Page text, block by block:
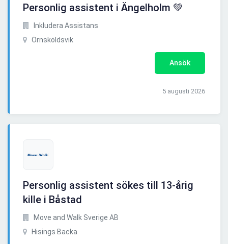
Personlig assistent i Ängelholm 💚
Inkludera Assistans
Örnsköldsvik
Ansök
5 augusti 2026
Personlig assistent sökes till 13-årig
kille i Båstad
Move and Walk Sverige AB
Hisings Backa